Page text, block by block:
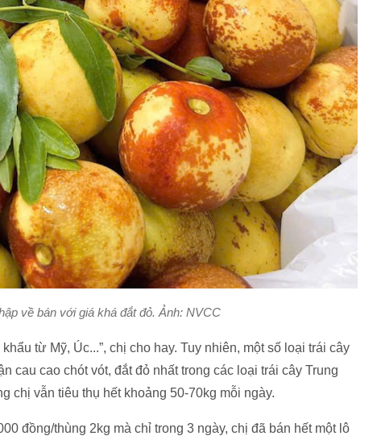
về bán với giá khá đắt đỏ. Ảnh: NVCC
từ Mỹ, Úc...”, chị cho hay. Tuy nhiên, một số loại trái cây
cau cao chót vót, đắt đỏ nhất trong các loại trái cây Trung
chị vẫn tiêu thụ hết khoảng 50-70kg mỗi ngày.
đồng/thùng 2kg mà chỉ trong 3 ngày, chị đã bán hết một lô